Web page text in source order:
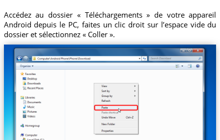
Accédez au dossier « Téléchargements » de votre appareil
Android depuis le PC, faites un clic droit sur l’espace vide du
dossier et sélectionnez « Coller ».